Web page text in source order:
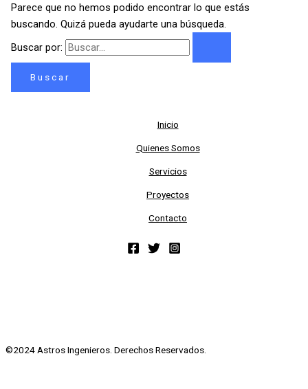
Parece que no hemos podido encontrar lo que estás
buscando. Quizá pueda ayudarte una búsqueda.
Buscar por:
Inicio
Quienes Somos
Servicios
Proyectos
Contacto
©2024 Astros Ingenieros. Derechos Reservados.